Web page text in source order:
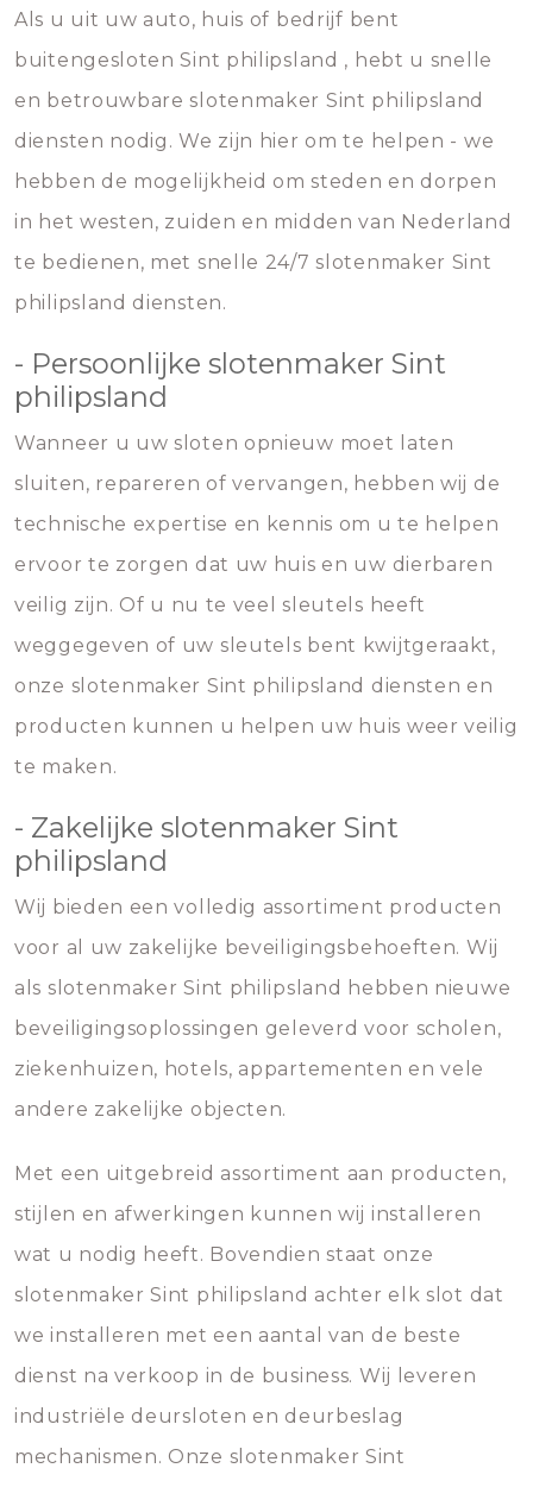
Als u uit uw auto, huis of bedrijf bent
buitengesloten Sint philipsland , hebt u snelle
en betrouwbare slotenmaker Sint philipsland
diensten nodig. We zijn hier om te helpen - we
hebben de mogelijkheid om steden en dorpen
in het westen, zuiden en midden van Nederland
te bedienen, met snelle 24/7 slotenmaker Sint
philipsland diensten.
- Persoonlijke slotenmaker Sint
philipsland
Wanneer u uw sloten opnieuw moet laten
sluiten, repareren of vervangen, hebben wij de
technische expertise en kennis om u te helpen
ervoor te zorgen dat uw huis en uw dierbaren
veilig zijn. Of u nu te veel sleutels heeft
weggegeven of uw sleutels bent kwijtgeraakt,
onze slotenmaker Sint philipsland diensten en
producten kunnen u helpen uw huis weer veilig
te maken.
- Zakelijke slotenmaker Sint
philipsland
Wij bieden een volledig assortiment producten
voor al uw zakelijke beveiligingsbehoeften. Wij
als slotenmaker Sint philipsland hebben nieuwe
beveiligingsoplossingen geleverd voor scholen,
ziekenhuizen, hotels, appartementen en vele
andere zakelijke objecten.
Met een uitgebreid assortiment aan producten,
stijlen en afwerkingen kunnen wij installeren
wat u nodig heeft. Bovendien staat onze
slotenmaker Sint philipsland achter elk slot dat
we installeren met een aantal van de beste
dienst na verkoop in de business. Wij leveren
industriële deursloten en deurbeslag
mechanismen. Onze slotenmaker Sint